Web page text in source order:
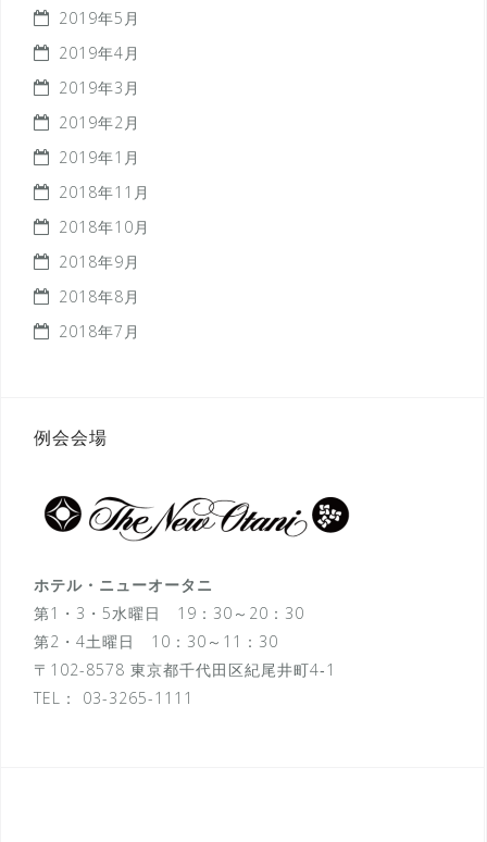
2019年5月
2019年4月
2019年3月
2019年2月
2019年1月
2018年11月
2018年10月
2018年9月
2018年8月
2018年7月
例会会場
ホテル・ニューオータニ
第1・3・5水曜日 19：30～20：30
第2・4土曜日 10：30～11：30
〒102-8578 東京都千代田区紀尾井町4‐1
TEL： 03-3265-1111